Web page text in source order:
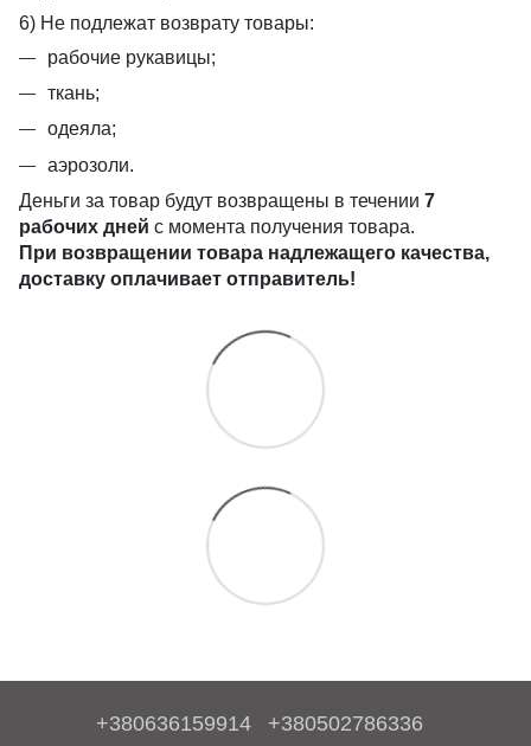
6) Не подлежат возврату товары:
рабочие рукавицы;
ткань;
одеяла;
аэрозоли.
Деньги за товар будут возвращены в течении 7
рабочих дней с момента получения товара.
При возвращении товара надлежащего качества,
доставку оплачивает отправитель!
+380636159914 +380502786336